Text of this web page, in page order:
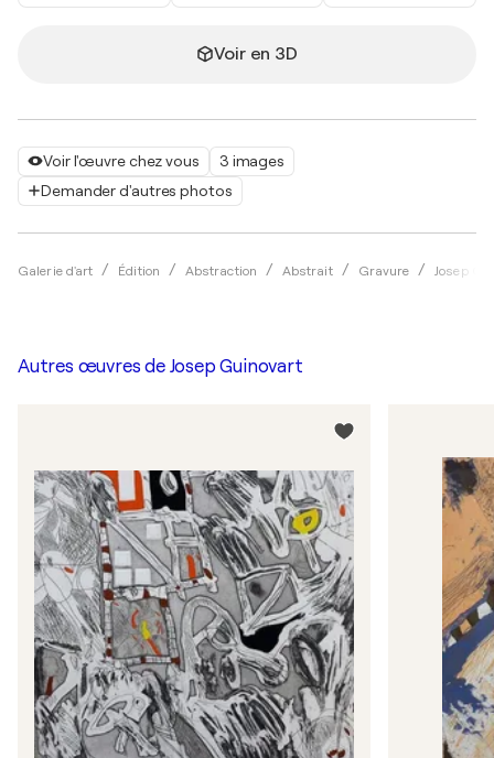
Voir l'œuvre chez vous
3 images
Demander d'autres photos
Galerie d'art Édition Abstraction Abstrait Gravure Josep
Voir en 3D
Autres œuvres de Josep Guinovart